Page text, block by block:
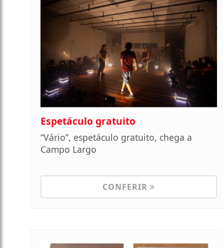
Espetáculo gratuito
“Vário”, espetáculo gratuito, chega a
Campo Largo
CONFERIR